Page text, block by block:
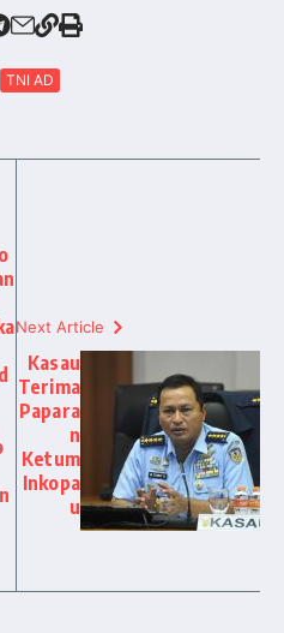
TNI AD
Next Article
Kasau
Terima
Papara
n
Ketum
Inkopa
u